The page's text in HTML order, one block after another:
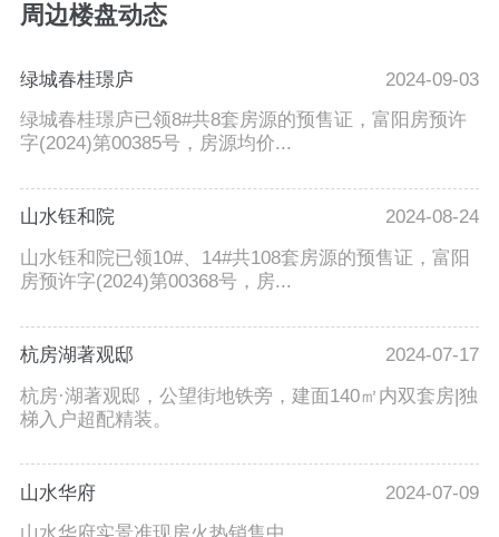
周边楼盘动态
绿城春桂璟庐
2024-09-03
绿城春桂璟庐已领8#共8套房源的预售证，富阳房预许
字(2024)第00385号，房源均价...
山水钰和院
2024-08-24
山水钰和院已领10#、14#共108套房源的预售证，富阳
房预许字(2024)第00368号，房...
杭房湖著观邸
2024-07-17
杭房·湖著观邸，公望街地铁旁，建面140㎡内双套房|独
梯入户超配精装。
山水华府
2024-07-09